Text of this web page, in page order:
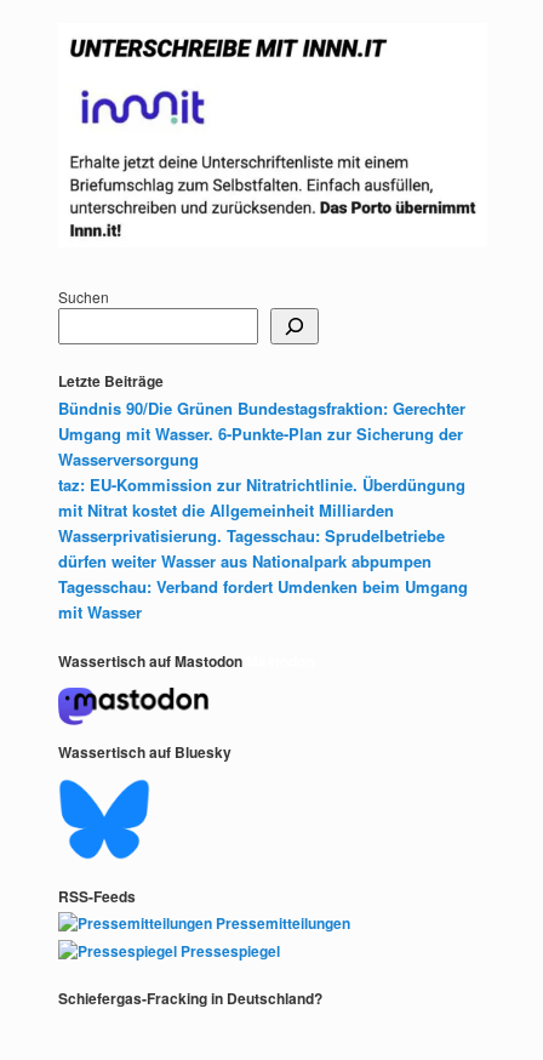
Suchen
Letzte Beiträge
Bündnis 90/Die Grünen Bundestagsfraktion: Gerechter
Umgang mit Wasser. 6-Punkte-Plan zur Sicherung der
Wasserversorgung
taz: EU-Kommission zur Nitratrichtlinie. Überdüngung
mit Nitrat kostet die Allgemeinheit Milliarden
Wasserprivatisierung. Tagesschau: Sprudelbetriebe
dürfen weiter Wasser aus Nationalpark abpumpen
Tagesschau: Verband fordert Umdenken beim Umgang
mit Wasser
Wassertisch auf Mastodon
Wassertisch auf Bluesky
RSS-Feeds
Pressemitteilungen
Pressespiegel
Schiefergas-Fracking in Deutschland?